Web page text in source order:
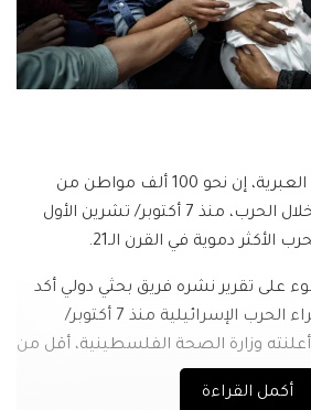
قالت صحيفة “هآرتس” العبرية، إن نحو 100 ألف مواطن من
قطاع غزة، استشهدوا خلال الحرب، منذ 7 أكتوبر/ تشرين الأول
تقرير نشره فريق بحثي دولي أكد
أن عدد الشهداء بغزة جراء الحرب الإسرائيلية منذ 7 أكتوبر/
2023 الذي أعلنته وزارة الصحة الفلسطينية، أقل من
أكمل القراءة